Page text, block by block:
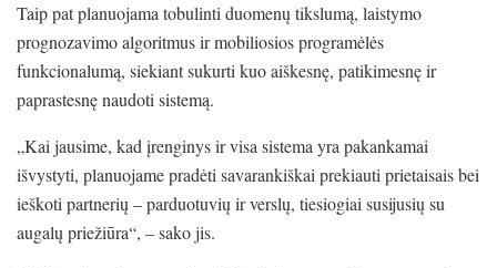
Taip pat planuojama tobulinti duomenų tikslumą, laistymo
prognozavimo algoritmus ir mobiliosios programėlės
funkcionalumą, siekiant sukurti kuo aiškesnę, patikimesnę ir
paprastesnę naudoti sistemą.
„Kai jausime, kad įrenginys ir visa sistema yra pakankamai
išvystyti, planuojame pradėti savarankiškai prekiauti prietaisais bei
ieškoti partnerių – parduotuvių ir verslų, tiesiogiai susijusių su
augalų priežiūra“, – sako jis.